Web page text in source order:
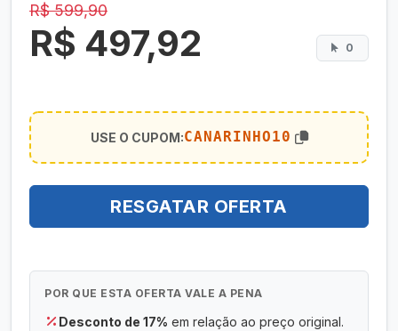
R$ 599,90
R$ 497,92 0
USE O CUPOM:CANARINHO10
RESGATAR OFERTA
POR QUE ESTA OFERTA VALE A PENA
Desconto de 17% em relação ao preço original.